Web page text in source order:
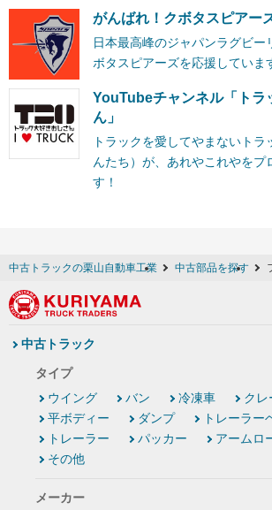
がんばれ！クボタスピアー
日本最高峰のジャパンラグビー
ボタスピアーズを応援していま
YouTubeチャンネル「トラ
ん」
トラックを愛してやまないトラ
んたち）が、あれやこれやをプ
す！
中古トラックの栗山自動車工業 中古部品を探す
中古トラック
タイプ
ウイング
バン 冷凍車
クレ
平ボディー
ダンプ
トレーラー
トレーラー
パッカー アームロ
その他
メーカー